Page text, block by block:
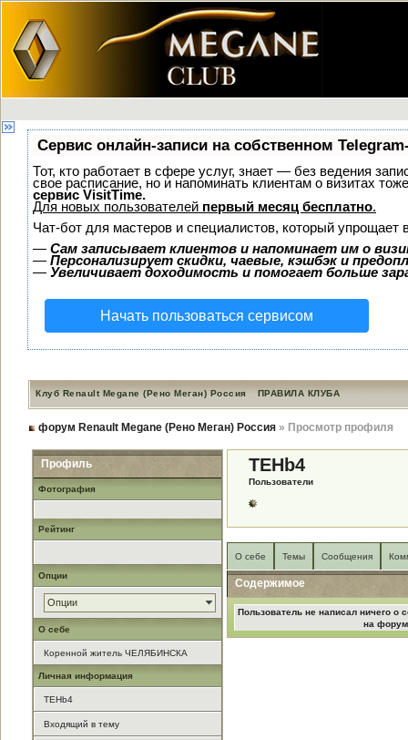
Сервис онлайн-записи на собственном
Тот, кто работает в сфере услуг, знает — без ведения
свое расписание, но и напоминать клиентам о визитах
сервис VisitTime.
Для новых пользователей первый месяц бесплатно.
Чат-бот для мастеров и специалистов, который упрощает
— Сам записывает клиентов и напоминает им о
— Персонализирует скидки, чаевые, кэшбэк и
— Увеличивает доходимость и помогает больше
Начать пользоваться сервисом
Клуб Renault Megane (Рено Меган) Россия ПРАВИЛА КЛУБА
форум Renault Megane (Рено Меган) Россия » Просмотр профиля
Профиль
Фотография
Рейтинг
Опции
Опции
О себе
Коренной житель ЧЕЛЯБИНСКА
Личная информация
TEHb4
Входящий в тему
TEHb4
Пользователи
О себе Темы Сообщения
Содержимое
Пользователь не написал ничего о
на